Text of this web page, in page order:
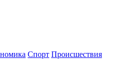
Спорт Происшествия